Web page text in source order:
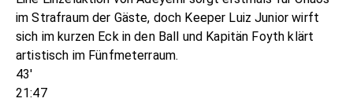
im Strafraum der Gäste, doch Keeper Luiz Junior wirft
sich im kurzen Eck in den Ball und Kapitän Foyth klärt
artistisch im Fünfmeterraum.
43'
21:47